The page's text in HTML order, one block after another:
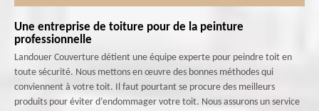
Une entreprise de toiture pour de la peinture
professionnelle
Landouer Couverture détient une équipe experte pour peindre toit en
toute sécurité. Nous mettons en œuvre des bonnes méthodes qui
conviennent à votre toit. Il faut pourtant se procure des meilleurs
produits pour éviter d’endommager votre toit. Nous assurons un service